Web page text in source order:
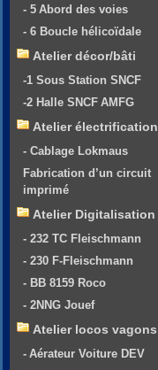
- 5 Abord des voies
- 6 Boucle hélicoïdale
Atelier décor/bâti
-1 Sous Station SNCF
-2 Halle SNCF AMFG
Atelier électrification
- Cablage Lokmaus
Fabrication d’un circuit
imprimé
Atelier Digitalisation
- 232 TC Fleischmann
- 230 F-Fleischmann
- BB 8159 Roco
- 2NNG Jouef
Atelier locos vagons
- Aérateur Voiture DEV